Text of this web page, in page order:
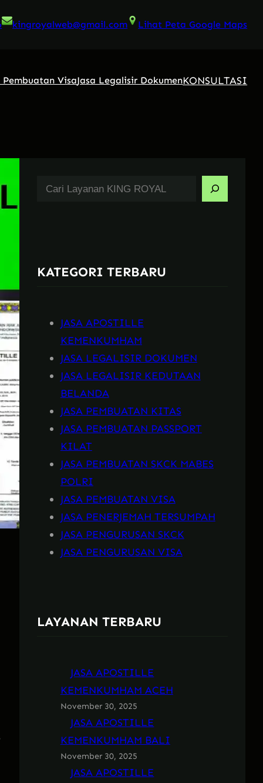
kingroyalweb@gmail.com Lihat Peta Google Maps
Pembuatan VisaJasa Legalisir DokumenKONSULTASI
h
KATEGORI TERBARU
JASA APOSTILLE
KEMENKUMHAM
JASA LEGALISIR DOKUMEN
JASA LEGALISIR KEDUTAAN
BELANDA
JASA PEMBUATAN KITAS
JASA PEMBUATAN PASSPORT
KILAT
JASA PEMBUATAN SKCK MABES
POLRI
JASA PEMBUATAN VISA
JASA PENERJEMAH TERSUMPAH
JASA PENGURUSAN SKCK
JASA PENGURUSAN VISA
LAYANAN TERBARU
JASA APOSTILLE
KEMENKUMHAM ACEH
November 30, 2025
JASA APOSTILLE
KEMENKUMHAM BALI
November 30, 2025
JASA APOSTILLE